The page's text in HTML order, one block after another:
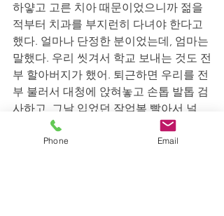
하얗고 고른 치아 때문이었으니까 젊을
적부터 치과를 부지런히 다녀야 한다고
했다. 얼마나 단정한 분이었는데, 엄마는
말했다. 우리 씻겨서 학교 보내는 것도 전
부 할아버지가 했어. 퇴근하면 우리를 전
부 불러서 대청에 앉혀놓고 손톱 발톱 검
사하고, 그날 입었던 작업복 빨아서 널
고. 나는 세상 남자가 다 우리 아빠 같은
줄 알았어, 그게 아니라는 걸 너무 나중
Phone Email